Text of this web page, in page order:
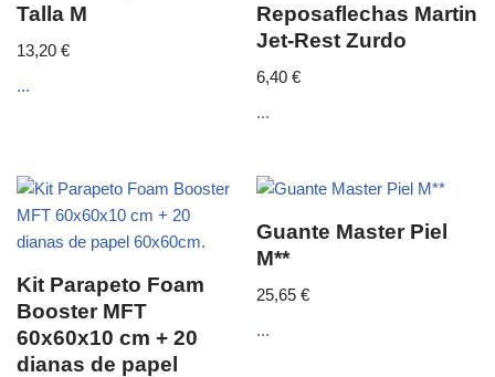
Talla M
13,20 €
...
Reposaflechas Martin
Jet-Rest Zurdo
6,40€
...
Kit Parapeto Foam
Booster MFT
60x60x10 cm + 20
dianas de papel
Guante Master Piel
M**
25,65€
...